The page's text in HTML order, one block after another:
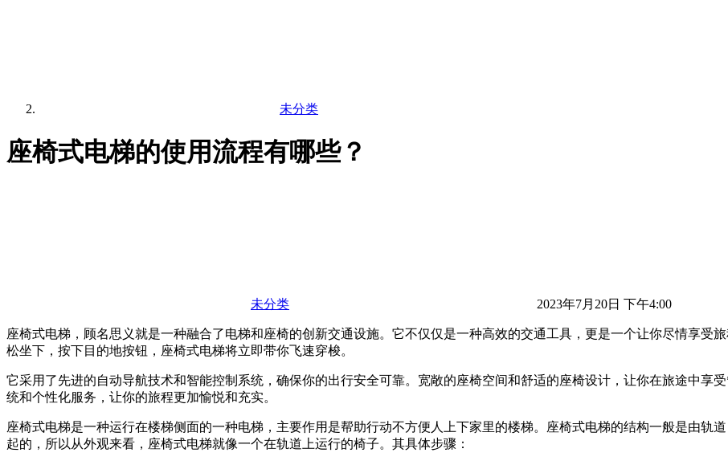
未分类
座椅式电梯的使用流程有哪些？
未分类 2023年7月20日 下午4:00
座椅式电梯，顾名思义就是一种融合了电梯和座椅的创新交通设施。它不仅仅是一种高效的交通工具，更是一个让你尽情享受
松坐下，按下目的地按钮，座椅式电梯将立即带你飞速穿梭。
它采用了先进的自动导航技术和智能控制系统，确保你的出行安全可靠。宽敞的座椅空间和舒适的座椅设计，让你在旅途中享
统和个性化服务，让你的旅程更加愉悦和充实。
座椅式电梯是一种运行在楼梯侧面的一种电梯，主要作用是帮助行动不方便人上下家里的楼梯。座椅式电梯的结构一般是由轨
起的，所以从外观来看，座椅式电梯就像一个在轨道上运行的椅子。其具体步骤：